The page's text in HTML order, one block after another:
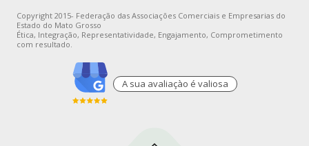
Copyright 2015- Federação das Associações Comerciais e Empresarias do
Estado do Mato Grosso
Ética, Integração, Representatividade, Engajamento, Comprometimento
com resultado.
A sua avaliaçào é valiosa